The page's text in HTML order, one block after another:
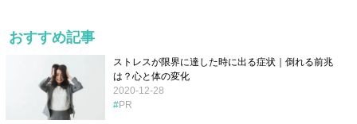
おすすめ記事
ストレスが限界に達した時に出る症状｜倒れる前兆
は？心と体の変化
2020-12-28
PR